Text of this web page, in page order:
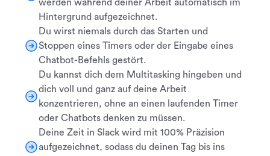
werden während deiner Arbeit automatisch im
Hintergrund aufgezeichnet.
Du wirst niemals durch das Starten und
Stoppen eines Timers oder der Eingabe eines
Chatbot-Befehls gestört.
Du kannst dich dem Multitasking hingeben und
dich voll und ganz auf deine Arbeit
konzentrieren, ohne an einen laufenden Timer
oder Chatbots denken zu müssen.
Deine Zeit in Slack wird mit 100% Präzision
aufgezeichnet, sodass du deinen Tag bis ins